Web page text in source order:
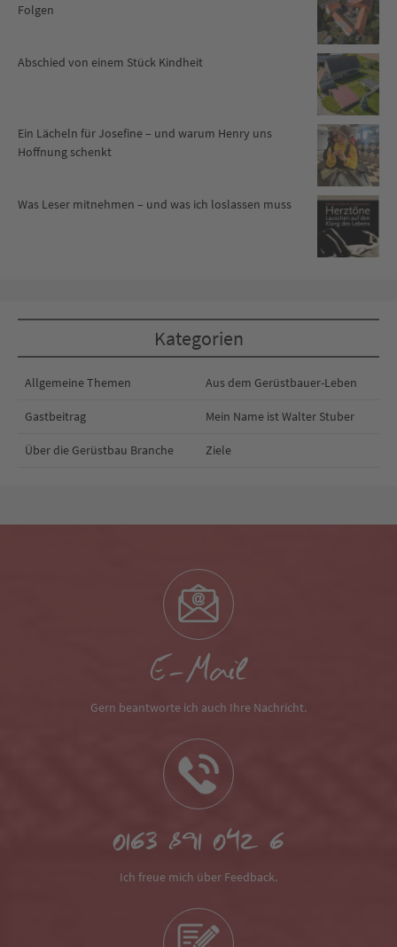
Folgen
Abschied von einem Stück Kindheit
Ein Lächeln für Josefine – und warum Henry uns
Hoffnung schenkt
Was Leser mitnehmen – und was ich loslassen muss
Kategorien
Allgemeine Themen Aus dem Gerüstbauer-Leben
Gastbeitrag Mein Name ist Walter Stuber
Über die Gerüstbau Branche Ziele
E-Mail
Gern beantworte ich auch Ihre Nachricht.
0163 891 042 6
Ich freue mich über Feedback.